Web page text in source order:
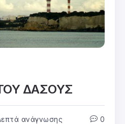
ΔΑΣΟΥΣ
ανάγνωσης 0